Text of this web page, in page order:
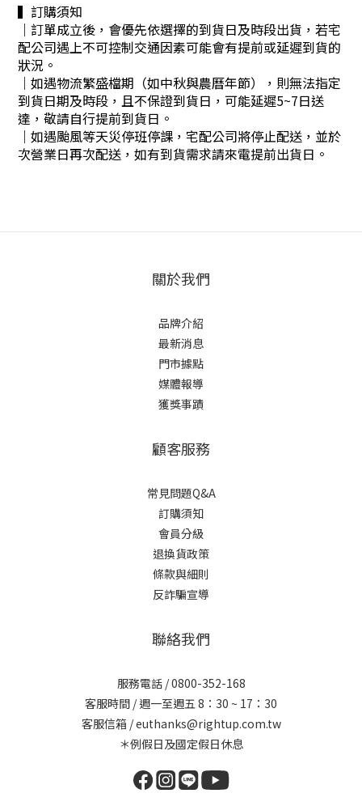
▍訂購須知
｜訂單成立後，會優先依選擇的到貨日及時段出貨，若宅
配公司遇上不可控制交通因素可能會有提前或延遲到貨的
狀況。
｜ 如遇物流繁盛檔期（如中秋與農曆年節），則無法指定
到貨日期及時段，且不保證到貨日，可能延遲5~7日送
達，敬請自行提前到貨日。
｜ 如遇颱風等天災停班停課，宅配公司將停止配送，並於
次營業日再次配送，如有到貨需求請來電提前出貨日。
關於我們
品牌介紹
最新消息
門市據點
媒體報導
獲獎事蹟
顧客服務
常見問題Q&A
訂購須知
會員分級
退換貨政策
條款與細則
反詐騙宣導
聯絡我們
服務電話 / 0800-352-168
客服時間 / 週一至週五 8：30 ~ 17：30
客服信箱 / euthanks@rightup.com.tw
＊例假日及國定假日休息